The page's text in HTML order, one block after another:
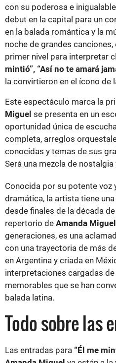
con su poderosa e
debut en la capital para un
en la balada romántica y la
noche de grandes
primer nivel para interpretar
mintió”, “Así no te amará
la convirtieron en el ícono de
Este espectáculo marca la
Miguel se presenta en un
oportunidad única de
completa, arreglos
conocidas y temas de sus
Será una mezcla de
Conocida por su potente voz
dramática, la artista tiene
desde finales de la década
repertorio de Amanda Miguel
generaciones, es una
con una trayectoria de más
en Argentina y criada en
interpretaciones cargadas
memorables que se han
balada latina.
Todo sobre las
Las entradas para “Él me